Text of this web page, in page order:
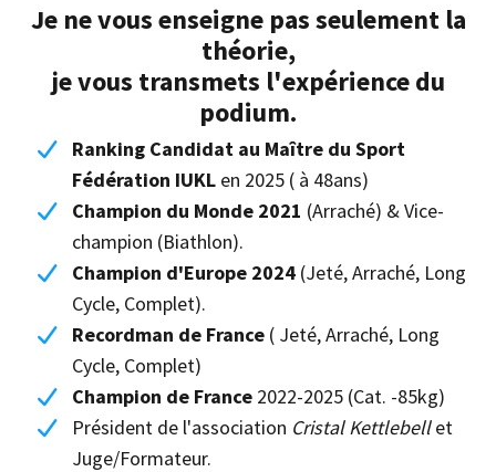
Je ne vous enseigne pas seulement la
théorie,
je vous transmets l'expérience du
podium.
Ranking Candidat au Maître du Sport
Fédération IUKL en 2025 ( à 48ans)
Champion du Monde 2021 (Arraché) & Vice-
champion (Biathlon).
Champion d'Europe 2024 (Jeté, Arraché, Long
Cycle, Complet).
Recordman de France ( Jeté, Arraché, Long
Cycle, Complet)
Champion de France 2022-2025 (Cat. -85kg)
Président de l'association Cristal Kettlebellet
Juge/Formateur.